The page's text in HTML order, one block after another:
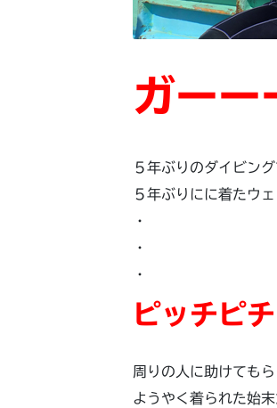
ガーー
５年ぶりのダイビング
５年ぶりにに着たウ
・
・
・
ピッチピ
周りの人に助けても
ようやく着られた始